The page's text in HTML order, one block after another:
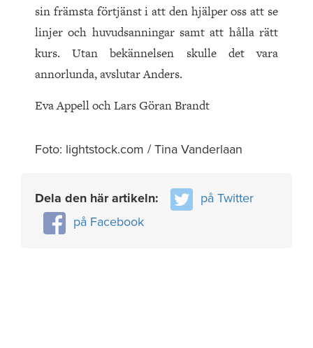
sin främsta förtjänst i att den hjälper oss att se
linjer och huvudsanningar samt att hålla rätt
kurs. Utan bekännelsen skulle det vara
annorlunda, avslutar Anders.
Eva Appell och Lars Göran Brandt
Foto: lightstock.com / Tina Vanderlaan
Dela den här artikeln:
på Twitter
på Facebook